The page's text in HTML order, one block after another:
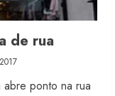
de rua
ponto na rua
milhões de